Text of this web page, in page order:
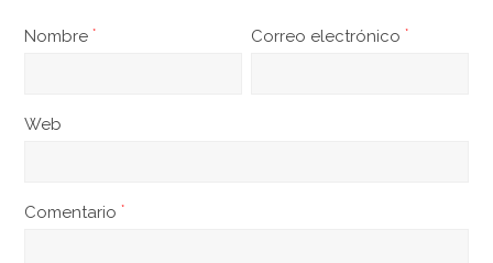
Nombre* Correo electrónico*
Web
Comentario*